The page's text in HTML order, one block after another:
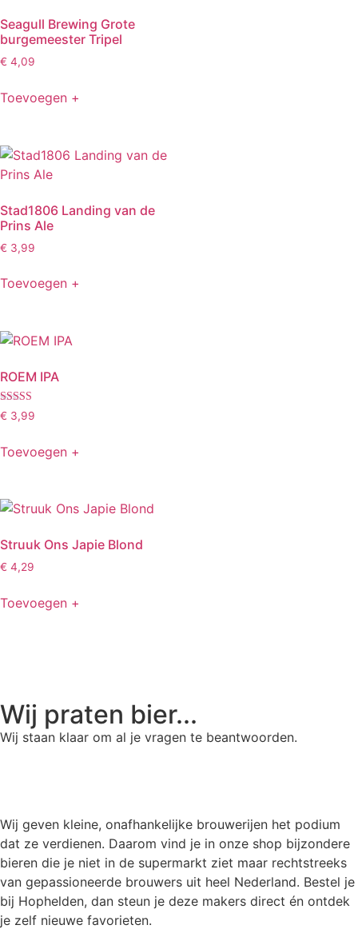
Seagull Brewing Grote
burgemeester Tripel
€ 4,09
Toevoegen +
Stad1806 Landing van de
Prins Ale
€ 3,99
Toevoegen +
ROEM IPA
Gewaardeerd
4.50
€ 3,99
Toevoegen +
Struuk Ons Japie Blond
€ 4,29
Toevoegen +
Wij praten bier...
Wij staan klaar om al je vragen te beantwoorden.
Wij geven kleine, onafhankelijke brouwerijen het podium
dat ze verdienen. Daarom vind je in onze shop bijzondere
bieren die je niet in de supermarkt ziet maar rechtstreeks
van gepassioneerde brouwers uit heel Nederland. Bestel je
bij Hophelden, dan steun je deze makers direct én ontdek
je zelf nieuwe favorieten.